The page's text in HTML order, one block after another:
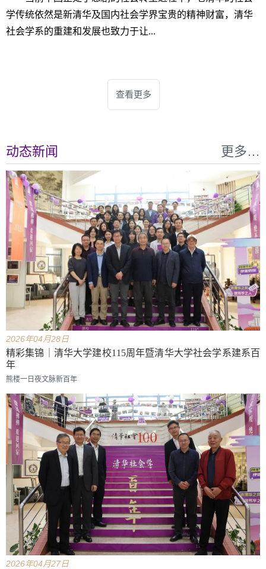
学传统依然是新清华及国内社会学界宝贵的精神财富，清华
社会学系的重建和发展也致力于让...
查看更多
动态新闻 更多…
2026年04月28日
精彩集锦｜清华大学建校115周年暨清华大学社会学系建系百
年
熊楼一日夜文脉新百年
2026年04月27日